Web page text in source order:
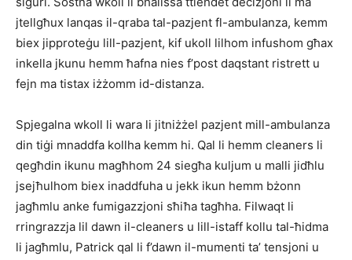
jtellgħux lanqas il-qraba tal-pazjent fl-ambulanza, kemm
biex jipproteġu lill-pazjent, kif ukoll lilhom infushom għax
inkella jkunu hemm ħafna nies f’post daqstant ristrett u
fejn ma tistax iżżomm id-distanza.
Spjegalna wkoll li wara li jitniżżel pazjent mill-ambulanza
din tiġi mnaddfa kollha kemm hi. Qal li hemm cleaners li
qegħdin ikunu magħhom 24 siegħa kuljum u malli jidħlu
jsejħulhom biex inaddfuha u jekk ikun hemm bżonn
jagħmlu anke fumigazzjoni sħiħa tagħha. Filwaqt li
rringrazzja lil dawn il-cleaners u lill-istaff kollu tal-ħidma
li jagħmlu, Patrick qal li f’dawn il-mumenti ta’ tensjoni u